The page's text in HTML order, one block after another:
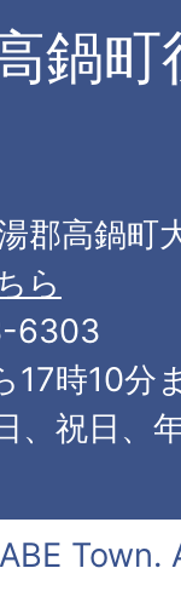
鍋町
郡高鍋町
ら
6303
17時10分
、祝日、
Town.